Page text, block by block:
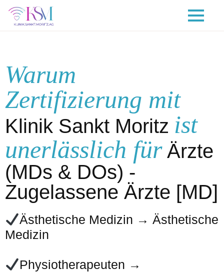
Warum
Zertifizierung mit
Klinik Sankt Moritz ist
unerlässlich für Ärzte
(MDs & DOs) -
Zugelassene Ärzte [MD]
Ästhetische Medizin → Ästhetische
Medizin
Physiotherapeuten →